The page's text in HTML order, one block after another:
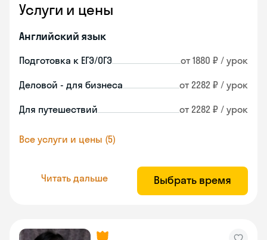
Услуги и цены
Английский язык
Подготовка к ЕГЭ/ОГЭ от 1880 ₽ / урок
Деловой - для бизнеса от 2282 ₽ / урок
Для путешествий от 2282 ₽ / урок
Все услуги и цены (5)
Читать дальше Выбрать время